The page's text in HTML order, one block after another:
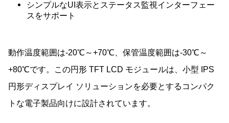
シンプルなUI表示とステータス監視インターフェー
スをサポート
動作温度範囲は-20℃～+70℃、保管温度範囲は-30℃～
+80℃です。この円形 TFT LCD モジュールは、小型 IPS
円形ディスプレイ ソリューションを必要とするコンパク
トな電子製品向けに設計されています。